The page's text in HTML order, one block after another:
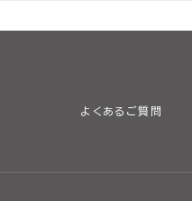
よくあるご質問